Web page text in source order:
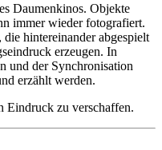
Daumenkinos. Objekte
immer wieder fotografiert.
hintereinander abgespielt
erzeugen. In
und der Synchronisation
erzählt werden.
Eindruck zu verschaffen.